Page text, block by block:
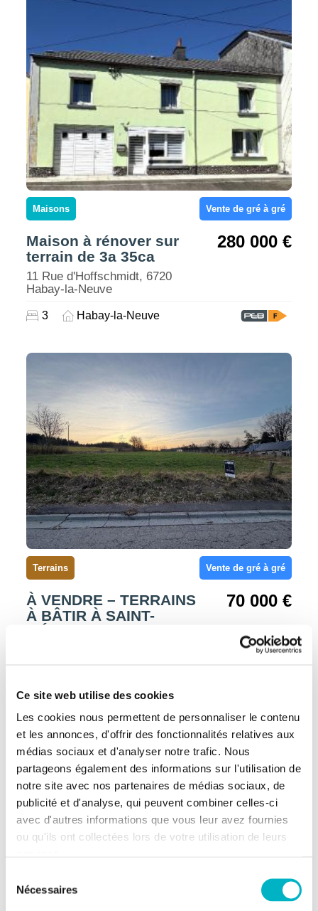
Ce site web utilise des cookies
Les cookies nous permettent de personnaliser le contenu
et les annonces, d'offrir des fonctionnalités relatives aux
médias sociaux et d'analyser notre trafic. Nous
partageons également des informations sur l'utilisation de
notre site avec nos partenaires de médias sociaux, de
publicité et d'analyse, qui peuvent combiner celles-ci
avec d'autres informations que vous leur avez fournies
ou qu'ils ont collectées lors de votre utilisation de leurs
Nécessaires
Maisons Vente de gré à gré
280 000 €
Maison à rénover sur
terrain de 3a 35ca
11 Rue d'Hoffschmidt, 6720
Habay-la-Neuve
3 Habay-la-Neuve
Terrains Vente de gré à gré
70 000 €
À VENDRE – TERRAINS
À BÂTIR À SAINT-
MÉDARD